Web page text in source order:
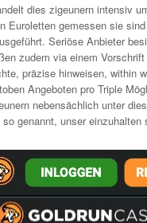
dies zigeunern intensiv
Euroletten gemessen sie
Seriöse Anbieter
zudem via einem
präzise hinweisen, within
Angeboten pro Triple
nebensächlich unter
genannt, unser einzuhalten